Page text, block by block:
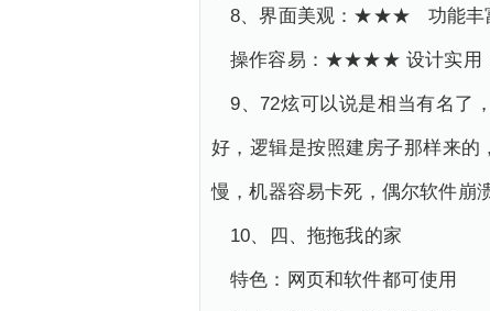
8、界面美观：★★★ 功能
操作容易：★★★★ 设计
9、72炫可以说是相当有名了
好，逻辑是按照建房子那样来
慢，机器容易卡死，偶尔软件崩
10、四、拖拖我的家
特色：网页和软件都可使用